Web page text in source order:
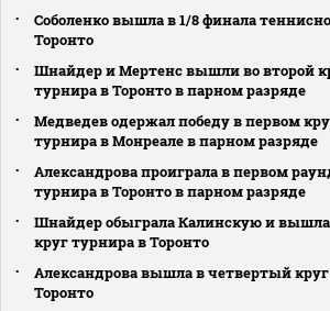
Соболенко вышла в 1/8 финала
Торонто
Шнайдер и Мертенс вышли во второй
турнира в Торонто в парном разряде
Медведев одержал победу в первом
турнира в Монреале в парном разряде
Александрова проиграла в первом
турнира в Торонто в парном разряде
Шнайдер обыграла Калинскую и
круг турнира в Торонто
Александрова вышла в четвертый
Торонто